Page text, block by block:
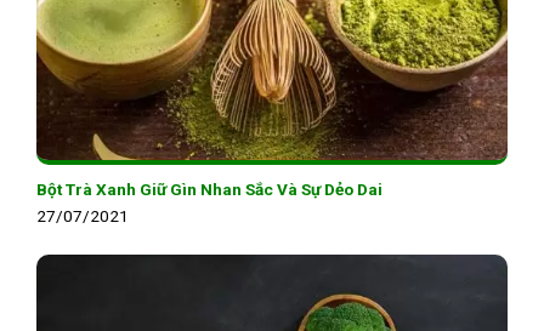
Bột Trà Xanh Giữ Gìn Nhan Sắc Và Sự Dẻo Dai
27/07/2021